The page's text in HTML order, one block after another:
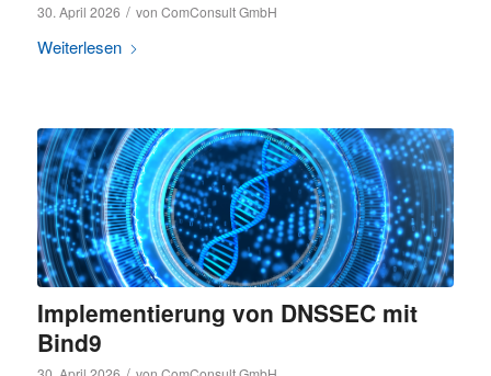
30. April 2026 / von ComConsult GmbH
Weiterlesen
Implementierung von DNSSEC mit
Bind9